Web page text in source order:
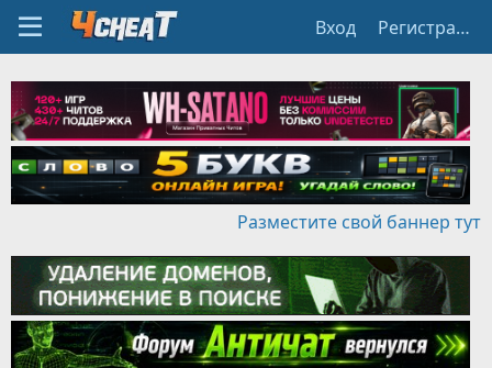
Вход Регистрация
Разместите свой баннер тут